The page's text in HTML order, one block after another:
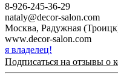
8-926-245-36-29
nataly@decor-salon.com
Москва, Радужная
www.decor-salon.com
я владелец!
Подписаться на отзывы о